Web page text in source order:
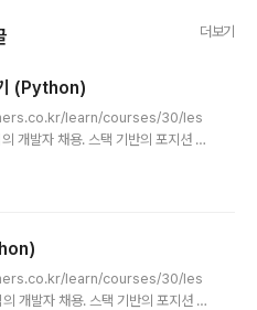
더보기
(Python)
learn/courses/30/les
개발자 채용. 스택 기반의 포지션 매
소스 코드 def solution
i*i+1,i): numbers[j] += 1 # li
learn/courses/30/les
개발자 채용. 스택 기반의 포지션 매